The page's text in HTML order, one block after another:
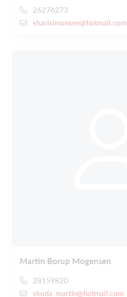
26276273
sharisimonsen@hotmail.com
Martin Borup Mogensen
28159820
skoda_martin@hotmail.com